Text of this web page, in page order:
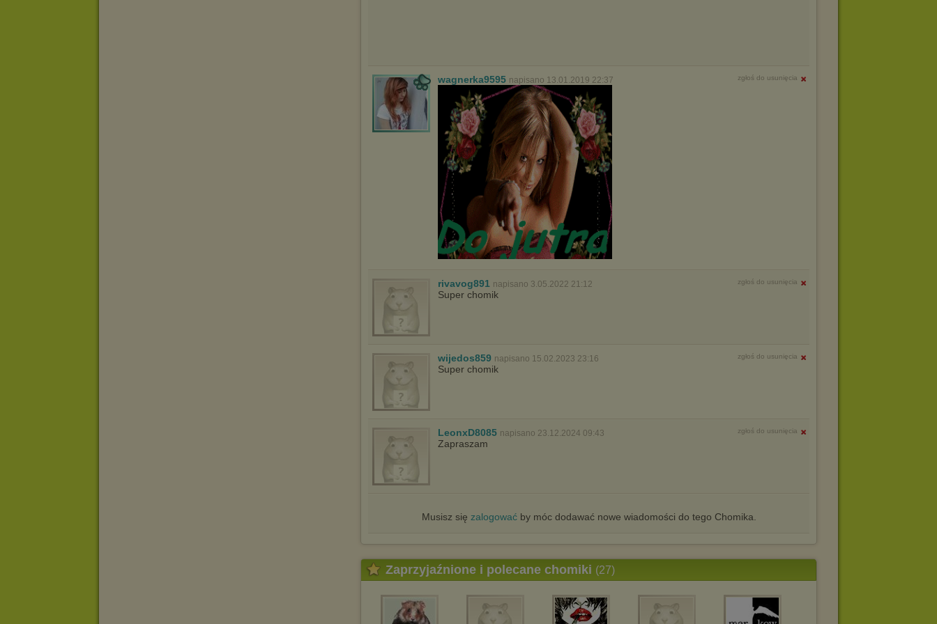
wagnerka9595 napisano 13.01.2019 22:37 zgłoś do usunięcia
rivavog891 napisano 3.05.2022 21:12 zgłoś do usunięcia
Super chomik
wijedos859 napisano 15.02.2023 23:16 zgłoś do usunięcia
Super chomik
LeonxD8085 napisano 23.12.2024 09:43 zgłoś do usunięcia
Zapraszam
Musisz się zalogowaćby móc dodawać nowe wiadomości do tego Chomika.
Zaprzyjaźnione i polecane chomiki (27)